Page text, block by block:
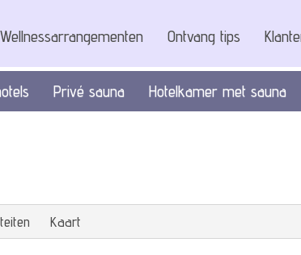
Wellnessarrangementen Ontvang tips
Privé sauna Hotelkamer met sauna
Kaart